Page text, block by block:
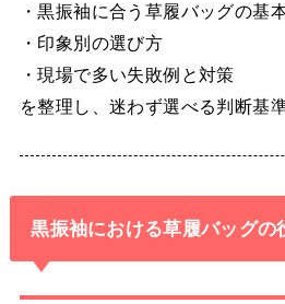
・黒振袖に合う草履バッグの基
・印象別の選び方
・現場で多い失敗例と対策
を整理し、迷わず選べる判断基
黒振袖における草履バッグの